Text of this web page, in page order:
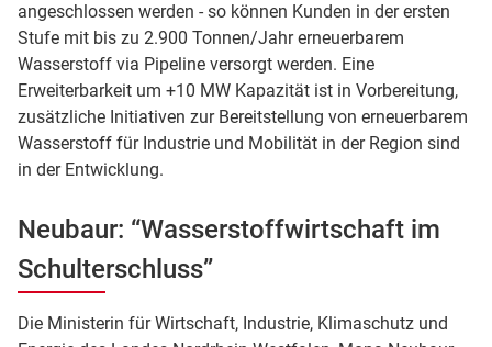
angeschlossen werden - so können Kunden in der ersten
Stufe mit bis zu 2.900 Tonnen/Jahr erneuerbarem
Wasserstoff via Pipeline versorgt werden. Eine
Erweiterbarkeit um +10 MW Kapazität ist in Vorbereitung,
zusätzliche Initiativen zur Bereitstellung von erneuerbarem
Wasserstoff für Industrie und Mobilität in der Region sind
in der Entwicklung.
Neubaur: “Wasserstoffwirtschaft im
Schulterschluss”
Die Ministerin für Wirtschaft, Industrie, Klimaschutz und